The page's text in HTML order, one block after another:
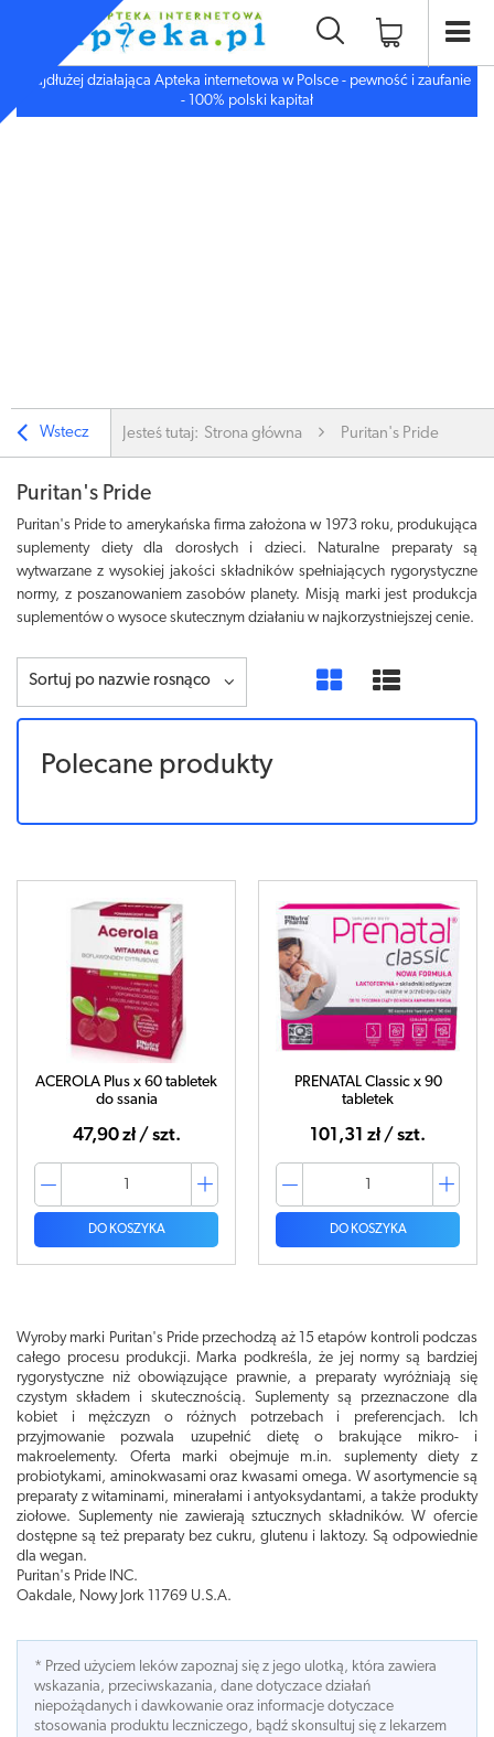
Najdłużej działająca Apteka internetowa w Polsce - pewność i zaufanie
- 100% polski kapitał
Wstecz Jesteś tutaj: Strona główna Puritan's Pride
Puritan's Pride
Puritan's Pride to amerykańska firma założona w 1973 roku, produkująca
suplementy diety dla dorosłych i dzieci. Naturalne preparaty są
wytwarzane z wysokiej jakości składników spełniających rygorystyczne
normy, z poszanowaniem zasobów planety. Misją marki jest produkcja
suplementów o wysoce skutecznym działaniu w najkorzystniejszej cenie.
Sortuj po nazwie rosnąco
Polecane produkty
ACEROLA Plus x 60 tabletek
do ssania
47,90 zł / szt.
DO KOSZYKA
PRENATAL Classic x 90
tabletek
101,31 zł / szt.
DO KOSZYKA
Wyroby marki Puritan's Pride przechodzą aż 15 etapów kontroli podczas
całego procesu produkcji. Marka podkreśla, że jej normy są bardziej
rygorystyczne niż obowiązujące prawnie, a preparaty wyróżniają się
czystym składem i skutecznością. Suplementy są przeznaczone dla
kobiet i mężczyzn o różnych potrzebach i preferencjach. Ich
przyjmowanie pozwala uzupełnić dietę o brakujące mikro- i
makroelementy. Oferta marki obejmuje m.in. suplementy diety z
probiotykami, aminokwasami oraz kwasami omega. W asortymencie są
preparaty z witaminami, minerałami i antyoksydantami, a także produkty
ziołowe. Suplementy nie zawierają sztucznych składników. W ofercie
dostępne są też preparaty bez cukru, glutenu i laktozy. Są odpowiednie
dla wegan.
Puritan's Pride INC.
Oakdale, Nowy Jork 11769 U.S.A.
* Przed użyciem leków zapoznaj się z jego ulotką, która zawiera
wskazania, przeciwskazania, dane dotyczace działań
niepożądanych i dawkowanie oraz informacje dotyczace
stosowania produktu leczniczego, bądź skonsultuj się z lekarzem